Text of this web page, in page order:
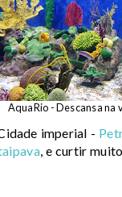
AquaRio - Descansa na
imperial -
, e curtir